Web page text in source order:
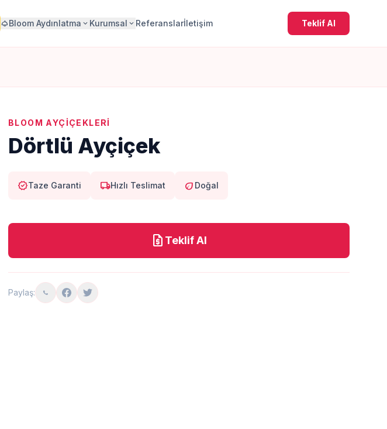
lightBloom Aydınlatma expand_more Kurumsal expand_more Referanslarİletişim Teklif Al
BLOOM AYÇIÇEKLERI
Dörtlü Ayçiçek
verifiedTaze Garanti local_shippingHızlı Teslimat eco Doğal
request_quote Teklif Al
Paylaş: